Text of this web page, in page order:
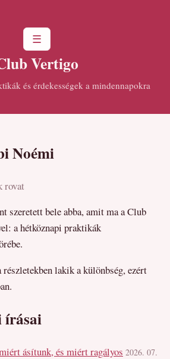
☰
Vertigo
és érdekességek a mindennapokra
Noémi
rovat
szeretett bele abba, amit ma a Club
a hétköznapi praktikák
részletekben lakik a különbség, ezért
írásai
ásítunk, és miért ragályos 2026. 07.